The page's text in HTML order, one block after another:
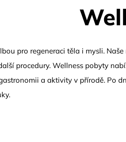
pro regeneraci těla i mysli.
procedury. Wellness pobyty
a aktivity v přírodě. Po